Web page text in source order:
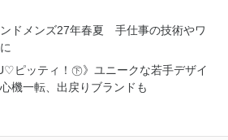
ドメンズ27年春夏 手仕事の技術やワ
ピッティ！㊦》ユニークな若手デザイ
機一転、出戻りブランドも